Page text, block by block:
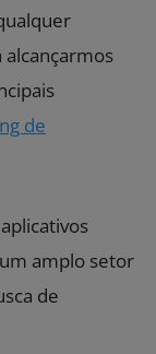
de
amplo setor
de